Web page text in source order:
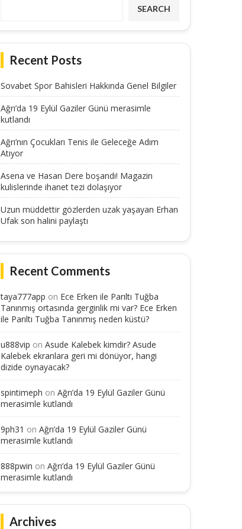
SEARCH
Recent Posts
Sovabet Spor Bahisleri Hakkında Genel Bilgiler
Ağrı’da 19 Eylül Gaziler Günü merasimle
kutlandı
Ağrı’nın Çocukları Tenis ile Geleceğe Adım
Atıyor
Asena ve Hasan Dere boşandı! Magazin
kulislerinde ihanet tezi dolaşıyor
Uzun müddettir gözlerden uzak yaşayan Erhan
Ufak son halini paylaştı
Recent Comments
taya777app on Ece Erken ile Parıltı Tuğba
Tanınmış ortasında gerginlik mi var? Ece Erken
ile Parıltı Tuğba Tanınmış neden küstü?
u888vip on Asude Kalebek kimdir? Asude
Kalebek ekranlara geri mi dönüyor, hangi
dizide oynayacak?
spintimeph on Ağrı’da 19 Eylül Gaziler Günü
merasimle kutlandı
9ph31 on Ağrı’da 19 Eylül Gaziler Günü
merasimle kutlandı
888pwin on Ağrı’da 19 Eylül Gaziler Günü
merasimle kutlandı
Archives